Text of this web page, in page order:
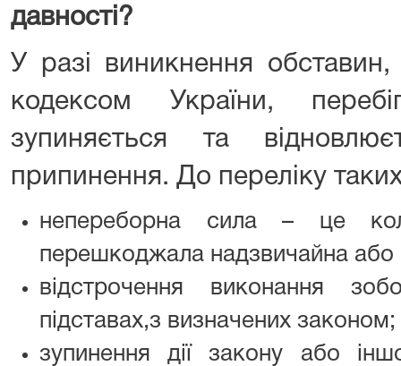
давності?
У разі виникнення
кодексом України,
зупиняється та
припинення. До переліку
непереборна сила – це
перешкоджала надзвичайна або
відстрочення виконання
підставах,з визначених законом;
зупинення дії закону або